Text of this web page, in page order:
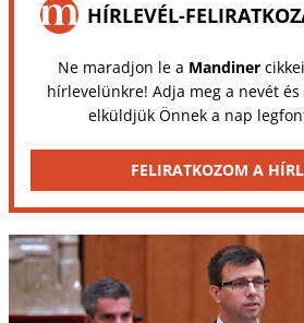
HÍRLEVÉL-
Ne maradjon le a Mandiner
hírlevelünkre! Adja meg a nevét
elküldjük Önnek a nap
FELIRATKOZOM A